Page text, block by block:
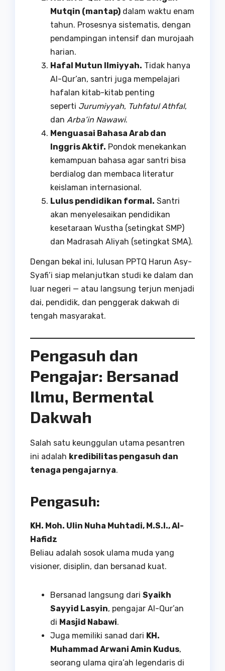
Mutqin (mantap) dalam waktu enam
tahun. Prosesnya sistematis, dengan
pendampingan intensif dan murojaah
harian.
Hafal Mutun Ilmiyyah. Tidak hanya
Al-Qur’an, santri juga mempelajari
hafalan kitab-kitab penting
seperti Jurumiyyah, Tuhfatul Athfal,
dan Arba’in Nawawi.
Menguasai Bahasa Arab dan
Inggris Aktif. Pondok menekankan
kemampuan bahasa agar santri bisa
berdialog dan membaca literatur
keislaman internasional.
Lulus pendidikan formal. Santri
akan menyelesaikan pendidikan
kesetaraan Wustha (setingkat SMP)
dan Madrasah Aliyah (setingkat SMA).
Dengan bekal ini, lulusan PPTQ Harun Asy-
Syafi’i siap melanjutkan studi ke dalam dan
luar negeri — atau langsung terjun menjadi
dai, pendidik, dan penggerak dakwah di
tengah masyarakat.
Pengasuh dan
Pengajar: Bersanad
Ilmu, Bermental
Dakwah
Salah satu keunggulan utama pesantren
ini adalah kredibilitas pengasuh dan
tenaga pengajarnya.
Pengasuh:
KH. Moh. Ulin Nuha Muhtadi, M.S.I., Al-
Hafidz
Beliau adalah sosok ulama muda yang
visioner, disiplin, dan bersanad kuat.
Bersanad langsung dari Syaikh
Sayyid Lasyin, pengajar Al-Qur’an
di Masjid Nabawi.
Juga memiliki sanad dari KH.
Muhammad Arwani Amin Kudus,
seorang ulama qira’ah legendaris di